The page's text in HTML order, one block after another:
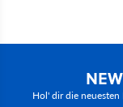
Hol' dir die